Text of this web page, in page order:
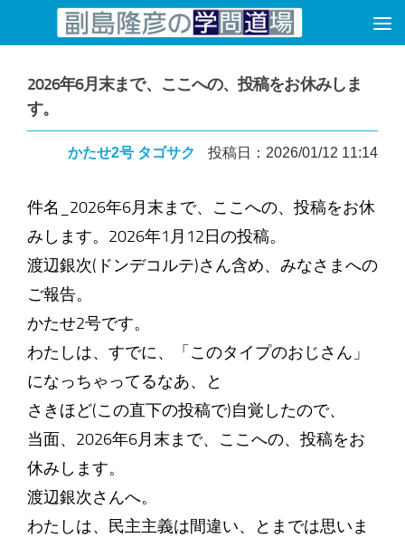
コンテンツへスキップ
2026年6月末まで、ここへの、投稿をお休みしま
す。
かたせ2号 タゴサク 投稿日：2026/01/12 11:14
件名_2026年6月末まで、ここへの、投稿をお休
みします。2026年1月12日の投稿。
渡辺銀次(ドンデコルテ)さん含め、みなさまへの
ご報告。
かたせ2号です。
わたしは、すでに、「このタイプのおじさん」
になっちゃってるなあ、と
さきほど(この直下の投稿で)自覚したので、
当面、2026年6月末まで、ここへの、投稿をお
休みします。
渡辺銀次さんへ。
わたしは、民主主義は間違い、とまでは思いま